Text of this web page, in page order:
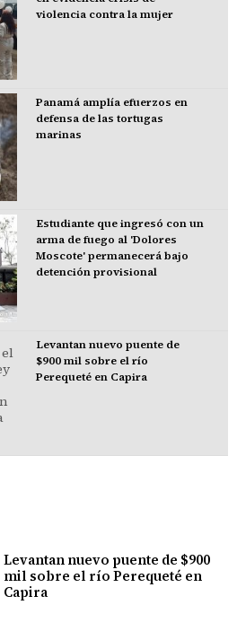
violencia contra la mujer
Panamá amplía efuerzos en
defensa de las tortugas
marinas
Estudiante que ingresó con un
arma de fuego al 'Dolores
Moscote' permanecerá bajo
detención provisional
Levantan nuevo puente de
$900 mil sobre el río
Perequeté en Capira
Levantan nuevo puente de $900
mil sobre el río Perequeté en
Capira